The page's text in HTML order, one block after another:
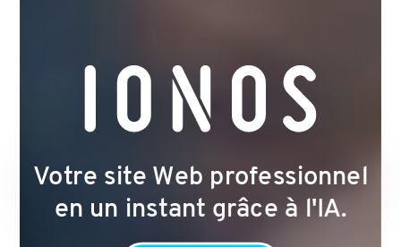
Votre site Web professionnel
en un instant grâce à l'IA.